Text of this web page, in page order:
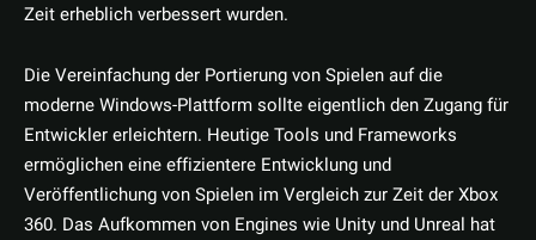
Zeit erheblich verbessert wurden.
Die Vereinfachung der Portierung von Spielen auf die
moderne Windows-Plattform sollte eigentlich den Zugang für
Entwickler erleichtern. Heutige Tools und Frameworks
ermöglichen eine effizientere Entwicklung und
Veröffentlichung von Spielen im Vergleich zur Zeit der Xbox
360. Das Aufkommen von Engines wie Unity und Unreal hat